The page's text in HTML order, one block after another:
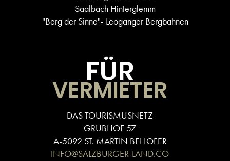
Saalbach Hinterglemm
"Berg der Sinne"- Leoganger Bergbahnen
FÜR
VERMIETER
DAS TOURISMUSNETZ
GRUBHOF 57
A-5092 ST. MARTIN BEI LOFER
INFO@SALZBURGER-LAND.CO